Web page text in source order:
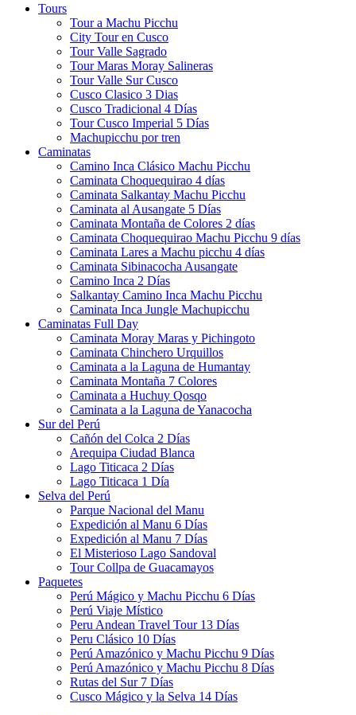
Tours
Tour a Machu Picchu
City Tour en Cusco
Tour Valle Sagrado
Tour Maras Moray Salineras
Tour Valle Sur Cusco
Cusco Clasico 3 Dias
Cusco Tradicional 4 Días
Tour Cusco Imperial 5 Días
Machupicchu por tren
Caminatas
Camino Inca Clásico Machu Picchu
Caminata Choquequirao 4 días
Caminata Salkantay Machu Picchu
Caminata al Ausangate 5 Días
Caminata Montaña de Colores 2 días
Caminata Choquequirao Machu Picchu 9 días
Caminata Lares a Machu picchu 4 días
Caminata Sibinacocha Ausangate
Camino Inca 2 Días
Salkantay Camino Inca Machu Picchu
Caminata Inca Jungle Machupicchu
Caminatas Full Day
Caminata Moray Maras y Pichingoto
Caminata Chinchero Urquillos
Caminata a la Laguna de Humantay
Caminata Montaña 7 Colores
Caminata a Huchuy Qosqo
Caminata a la Laguna de Yanacocha
Sur del Perú
Cañón del Colca 2 Días
Arequipa Ciudad Blanca
Lago Titicaca 2 Días
Lago Titicaca 1 Día
Selva del Perú
Parque Nacional del Manu
Expedición al Manu 6 Días
Expedición al Manu 7 Días
El Misterioso Lago Sandoval
Tour Collpa de Guacamayos
Paquetes
Perú Mágico y Machu Picchu 6 Días
Perú Viaje Místico
Peru Andean Travel Tour 13 Días
Peru Clásico 10 Días
Perú Amazónico y Machu Picchu 9 Días
Perú Amazónico y Machu Picchu 8 Días
Rutas del Sur 7 Días
Cusco Mágico y la Selva 14 Días